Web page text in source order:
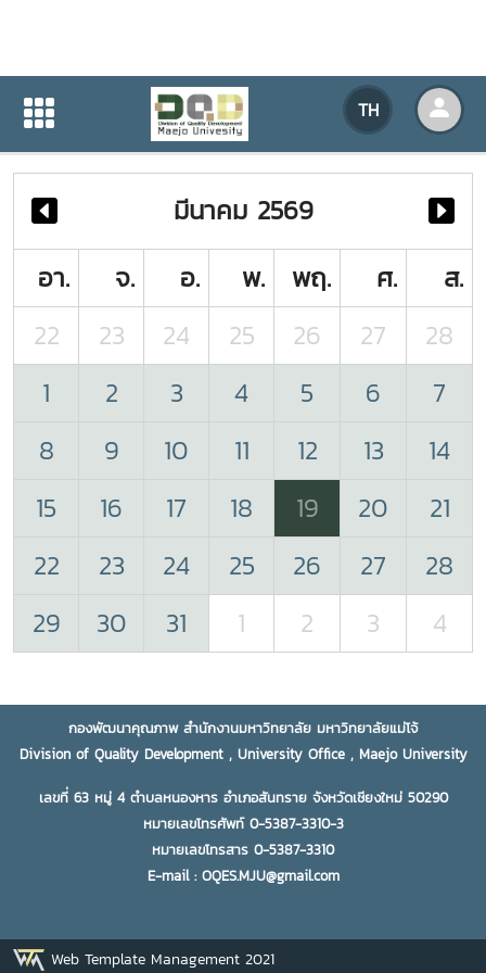
TH
ปฏิทินกิจกรรมของหน่วยงาน
ปฏิทินกิจกรรมของหน่วยงาน
มีนาคม 2569
อา.
จ. อ. พ. พฤ. ศ.
ส.
22
23 24 25 26 27
28
1
2 3 4 5 6
7
8
9 10 11 12 13
14
15
16 17 18 19 20
21
22
23 24 25 26 27
28
29
30 31 1 2 3 4
กองพัฒนาคุณภาพ สำนักงานมหาวิทยาลัย มหาวิทยาลัยแม่โจ้
Division of Quality Development , University Office , Maejo University
เลขที่ 63 หมู่ 4 ตำบลหนองหาร อำเภอสันทราย จังหวัดเชียงใหม่ 50290
หมายเลขโทรศัพท์ 0-5387-3310-3
หมายเลขโทรสาร 0-5387-3310
E-mail : OQES.MJU@gmail.com
Web Template Management 2021